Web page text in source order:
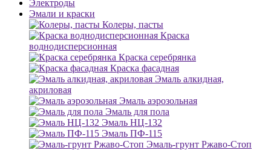
Электроды
Эмали и краски
Колеры, пасты
Краска
воднодисперсионная
Краска серебрянка
Краска фасадная
Эмаль алкидная,
акриловая
Эмаль аэрозольная
Эмаль для пола
Эмаль НЦ-132
Эмаль ПФ-115
Эмаль-грунт Ржаво-Стоп